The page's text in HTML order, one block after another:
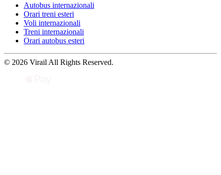
Autobus internazionali
Orari treni esteri
Voli internazionali
Treni internazionali
Orari autobus esteri
© 2026 Virail All Rights Reserved.